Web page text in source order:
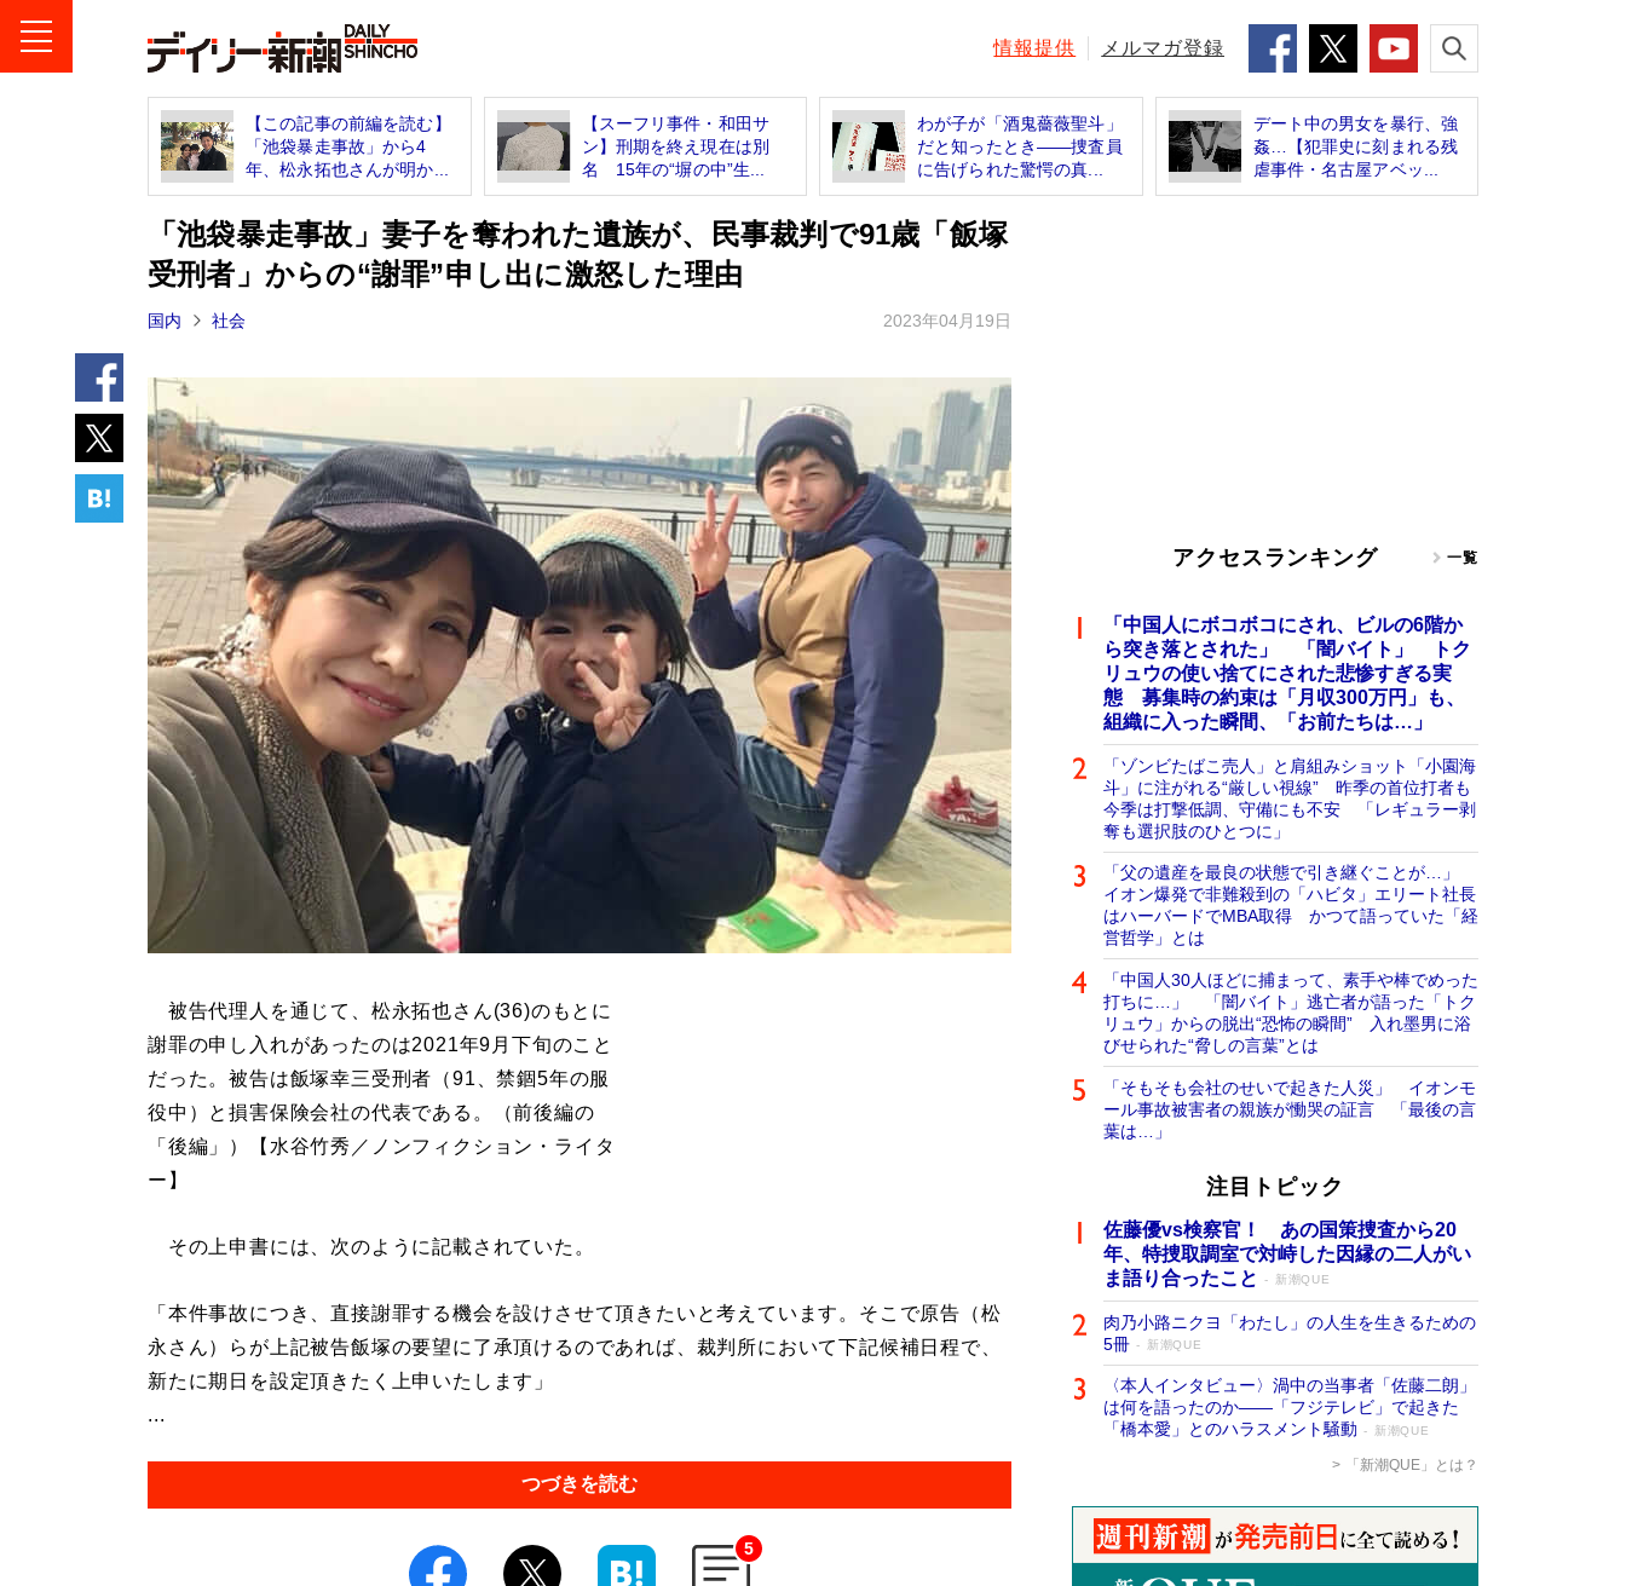
情報提供 メルマガ登録
【この記事の前編を読む】
「池袋暴走事故」から4
年、松永拓也さんが明か...
【スーフリ事件・和田サ
ン】刑期を終え現在は別
名 15年の“塀の中”生...
わが子が「酒鬼薔薇聖斗」
だと知ったとき――捜査員
に告げられた驚愕の真...
デート中の男女を暴行、強
姦…【犯罪史に刻まれる残
虐事件・名古屋アベッ...
「池袋暴走事故」妻子を奪われた遺族が、民事裁判で91歳「飯塚
受刑者」からの“謝罪”申し出に激怒した理由
国内 社会 2023年04月19日
被告代理人を通じて、松永拓也さん(36)のもとに
謝罪の申し入れがあったのは2021年9月下旬のこと
だった。被告は飯塚幸三受刑者（91、禁錮5年の服
役中）と損害保険会社の代表である。（前後編の
「後編」）【水谷竹秀／ノンフィクション・ライタ
ー】
その上申書には、次のように記載されていた。
「本件事故につき、直接謝罪する機会を設けさせて頂きたいと考えています。そこで原告（松
永さん）らが上記被告飯塚の要望に了承頂けるのであれば、裁判所において下記候補日程で、
新たに期日を設定頂きたく上申いたします」
...
つづきを読む
5
アクセスランキング 一覧
「中国人にボコボコにされ、ビルの6階か
ら突き落とされた」 「闇バイト」 トク
リュウの使い捨てにされた悲惨すぎる実
態 募集時の約束は「月収300万円」も、
組織に入った瞬間、「お前たちは…」
「ゾンビたばこ売人」と肩組みショット「小園海
斗」に注がれる“厳しい視線” 昨季の首位打者も
今季は打撃低調、守備にも不安 「レギュラー剥
奪も選択肢のひとつに」
「父の遺産を最良の状態で引き継ぐことが…」
イオン爆発で非難殺到の「ハビタ」エリート社長
はハーバードでMBA取得 かつて語っていた「経
営哲学」とは
「中国人30人ほどに捕まって、素手や棒でめった
打ちに…」 「闇バイト」逃亡者が語った「トク
リュウ」からの脱出“恐怖の瞬間” 入れ墨男に浴
びせられた“脅しの言葉”とは
「そもそも会社のせいで起きた人災」 イオンモ
ール事故被害者の親族が慟哭の証言 「最後の言
葉は…」
注目トピック
佐藤優vs検察官！ あの国策捜査から20
年、特捜取調室で対峙した因縁の二人がい
ま語り合ったこと
新潮QUE
肉乃小路ニクヨ「わたし」の人生を生きるための
5冊
新潮QUE
〈本人インタビュー〉渦中の当事者「佐藤二朗」
は何を語ったのか――「フジテレビ」で起きた
「橋本愛」とのハラスメント騒動
新潮QUE
「新潮QUE」とは？